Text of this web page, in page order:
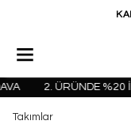
2. ÜRÜNDE %20
Takımlar